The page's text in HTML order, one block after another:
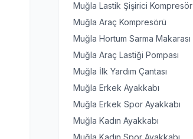
Muğla Lastik Şişirici Kompresör
Muğla Araç Kompresörü
Muğla Hortum Sarma Makarası
Muğla Araç Lastiği Pompası
Muğla İlk Yardım Çantası
Muğla Erkek Ayakkabı
Muğla Erkek Spor Ayakkabı
Muğla Kadın Ayakkabı
Muğla Kadın Spor Ayakkabı